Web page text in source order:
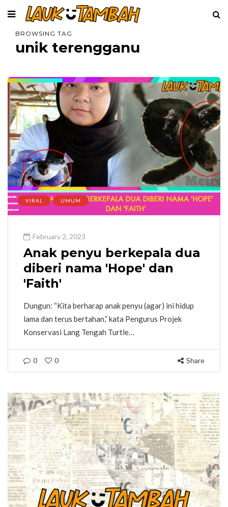
BROWSING TAG
unik terengganu
VIRAL UMUM
February 2, 2023
Anak penyu berkepala dua
diberi nama 'Hope' dan
'Faith'
Dungun: “Kita berharap anak penyu (agar) ini hidup
lama dan terus bertahan,” kata Pengurus Projek
Konservasi Lang Tengah Turtle…
0 0 Share